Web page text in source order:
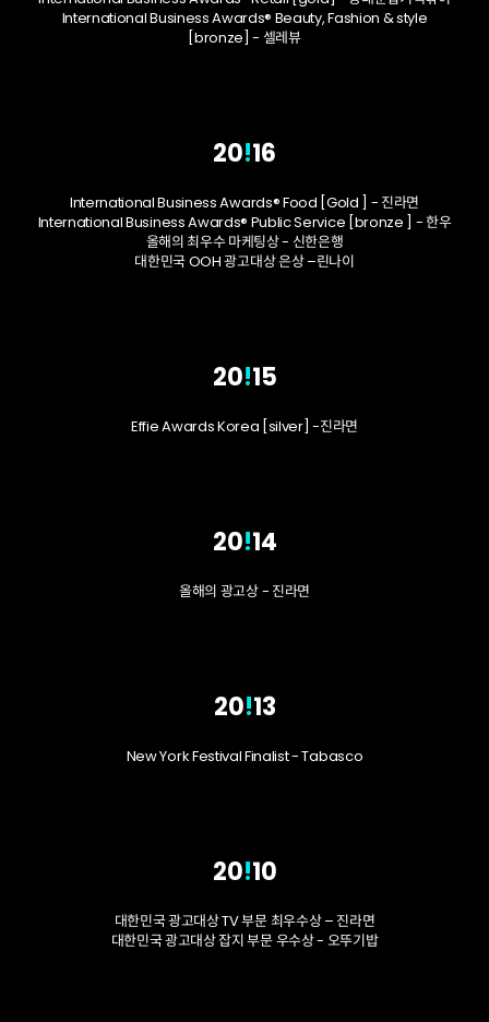
International Business Awards® Beauty, Fashion & style
[bronze] - 셀레뷰
20!16
International Business Awards® Food [Gold ] - 진라면
International Business Awards® Public Service [bronze ] - 한우
올해의 최우수 마케팅상 - 신한은행
대한민국 OOH 광고대상 은상 –린나이
20!15
Effie Awards Korea [silver] -진라면
20!14
올해의 광고상 - 진라면
20!13
New York Festival Finalist - Tabasco
20!10
대한민국 광고대상 TV 부문 최우수상 – 진라면
대한민국 광고대상 잡지 부문 우수상 - 오뚜기밥